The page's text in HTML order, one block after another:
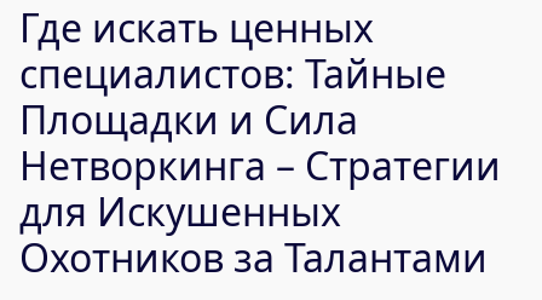
Где искать ценных
специалистов: Тайные
Площадки и Сила
Нетворкинга – Стратегии
для Искушенных
Охотников за Талантами